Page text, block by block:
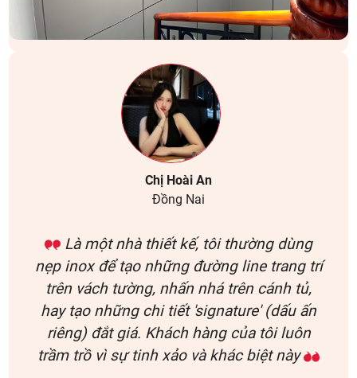
Chị Hoài An
Đồng Nai
Là một nhà thiết kế, tôi thường dùng
nẹp inox để tạo những đường line trang trí
trên vách tường, nhấn nhá trên cánh tủ,
hay tạo những chi tiết 'signature' (dấu ấn
riêng) đắt giá. Khách hàng của tôi luôn
trầm trồ vì sự tinh xảo và khác biệt này